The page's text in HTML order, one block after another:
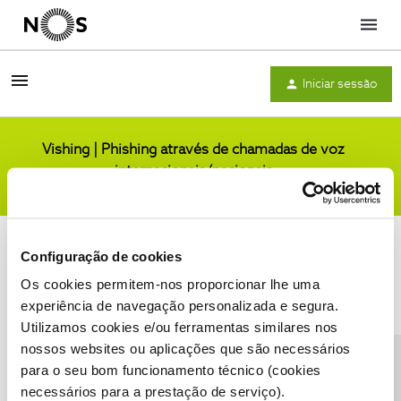
Configuração de cookies
Os cookies permitem-nos proporcionar lhe uma
experiência de navegação personalizada e segura.
Utilizamos cookies e/ou ferramentas similares nos
nossos websites ou aplicações que são necessários
para o seu bom funcionamento técnico (cookies
necessários para a prestação de serviço).
Menu
Iniciar sessão
Vishing | Phishing através de chamadas de voz
internacionais/nacionais
Condições do Fórum NOS Accessibility statement